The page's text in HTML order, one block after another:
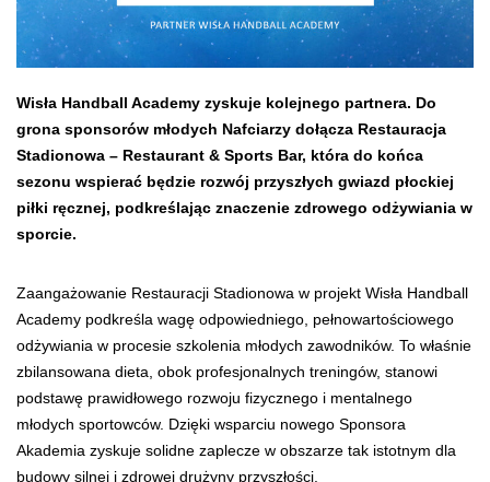
Wisła Handball Academy zyskuje kolejnego partnera. Do
grona sponsorów młodych Nafciarzy dołącza Restauracja
Stadionowa – Restaurant & Sports Bar, która do końca
sezonu wspierać będzie rozwój przyszłych gwiazd płockiej
piłki ręcznej, podkreślając znaczenie zdrowego odżywiania w
sporcie.
Zaangażowanie Restauracji Stadionowa w projekt Wisła Handball
Academy podkreśla wagę odpowiedniego, pełnowartościowego
odżywiania w procesie szkolenia młodych zawodników. To właśnie
zbilansowana dieta, obok profesjonalnych treningów, stanowi
podstawę prawidłowego rozwoju fizycznego i mentalnego
młodych sportowców. Dzięki wsparciu nowego Sponsora
Akademia zyskuje solidne zaplecze w obszarze tak istotnym dla
budowy silnej i zdrowej drużyny przyszłości.